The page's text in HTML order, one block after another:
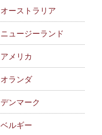
オーストラリア
ニュージーランド
アメリカ
オランダ
デンマーク
ベルギー